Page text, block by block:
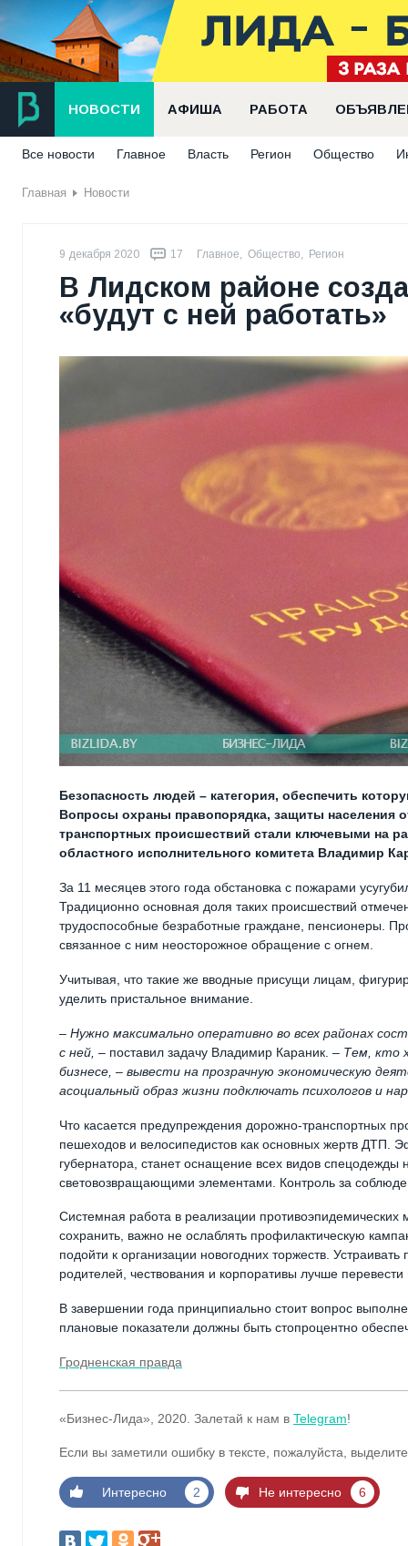
НОВОСТИ АФИША РАБОТА
Все новости Главное Власть Регион Общество
Главная Новости
9 декабря 2020 17 Главное, Общество, Регион
В Лидском районе
«будут с ней работать»
Безопасность людей – категория, обеспечить
Вопросы охраны правопорядка, защиты населения
транспортных происшествий стали ключевыми на
областного исполнительного комитета Владимир
За 11 месяцев этого года обстановка с пожарами
Традиционно основная доля таких происшествий
трудоспособные безработные граждане, пенсионеры.
связанное с ним неосторожное обращение с огнем.
Учитывая, что такие же вводные присущи лицам,
уделить пристальное внимание.
– Нужно максимально оперативно во всех районах
с ней, – поставил задачу Владимир Караник. – Тем, кто
бизнесе, – вывести на прозрачную экономическую
асоциальный образ жизни подключать психологов и
Что касается предупреждения дорожно-транспортных
пешеходов и велосипедистов как основных жертв ДТП.
губернатора, станет оснащение всех видов спецодежды
световозвращающими элементами. Контроль за
Системная работа в реализации
сохранить, важно не ослаблять профилактическую
подойти к организации новогодних торжеств.
родителей, чествования и корпоративы лучше
В завершении года принципиально стоит вопрос
плановые показатели должны быть стопроцентно
Гродненская правда
«Бизнес-Лида», 2020. Залетай к нам в Telegram!
Если вы заметили ошибку в тексте, пожалуйста,
Интересно 2 Не интересно 6